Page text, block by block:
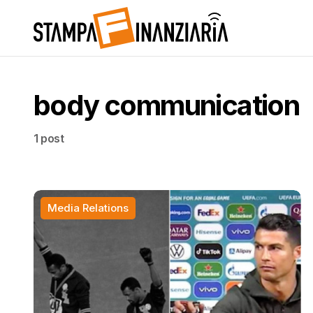
body communication
1 post
Media Relations